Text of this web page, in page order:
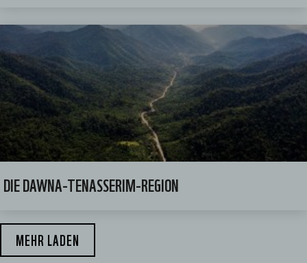
DIE DAWNA-TENASSERIM-REGION
MEHR LADEN